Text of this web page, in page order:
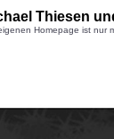
Thiesen
Homepage ist